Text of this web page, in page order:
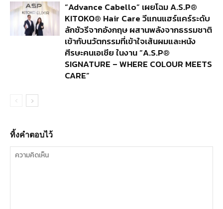
“Advance Cabello” เผยโฉม A.S.P®
KITOKO® Hair Care วีแกนแฮร์แคร์ระดับ
ลักชัวรีจากอังกฤษ ผสานพลังจากธรรมชาติ
เข้ากับนวัตกรรมที่เข้าใจเส้นผมและหนัง
ศีรษะคนเอเชีย ในงาน “A.S.P®
SIGNATURE – WHERE COLOUR MEETS
CARE”
ทิ้งคำตอบไว้